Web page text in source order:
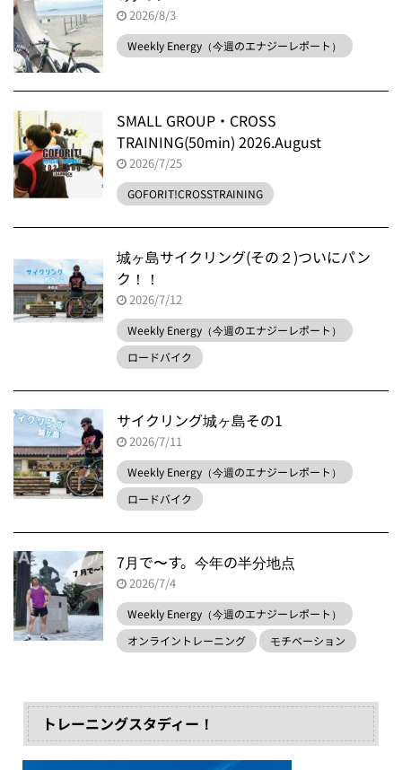
2026/8/3
Weekly Energy（今週のエナジーレポート）
SMALL GROUP・CROSS
TRAINING(50min) 2026.August
2026/7/25
GOFORIT!CROSSTRAINING
城ヶ島サイクリング(その２)ついにパン
ク！！
2026/7/12
Weekly Energy（今週のエナジーレポート）
ロードバイク
サイクリング城ヶ島その1
2026/7/11
Weekly Energy（今週のエナジーレポート）
ロードバイク
7月で〜す。今年の半分地点
2026/7/4
Weekly Energy（今週のエナジーレポート）
オンライントレーニング
モチベーション
トレーニングスタディー！